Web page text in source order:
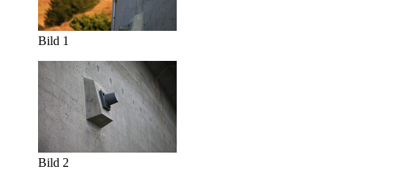
Bild 1
Bild 2